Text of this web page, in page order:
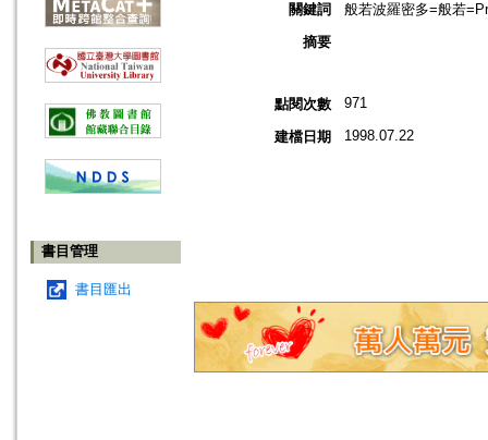
書目管理
書目匯出
關鍵詞
般若波羅密多=般若
摘要
點閱次數 971
建檔日期 1998.07.22